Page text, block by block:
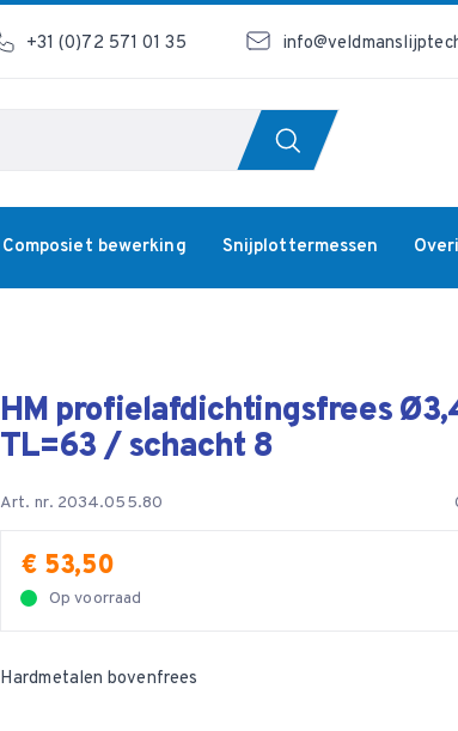
+31 (0)72 571 01 35
Composiet bewerking Snijplottermessen
HM profielafdichtingsfrees
TL=63 / schacht 8
Art. nr. 2034.055.80
€ 53,50
Op voorraad
Hardmetalen bovenfrees